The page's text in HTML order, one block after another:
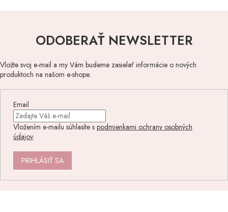
ODOBERAŤ NEWSLETTER
Vložte svoj e-mail a my Vám budeme zasielať informácie o nových
produktoch na našom e-shope.
Email
Vložením e-mailu súhlasíte s podmienkami ochrany osobných
údajov.
PRIHLÁSIŤ SA